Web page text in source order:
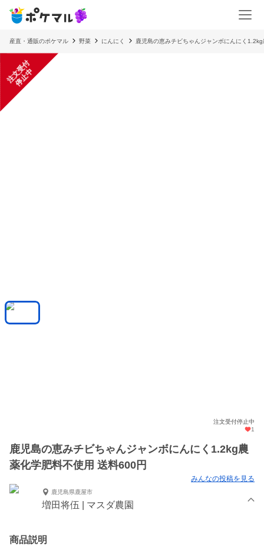
産直・通販のポケマル 野菜 にんにく 鹿児島の恵みチビちゃんジャンボにんにく
注
文
受
付
停
止
中
注文受付停止中
1
鹿児島の恵みチビちゃんジャンボにんにく1.2kg農
薬化学肥料不使用 送料600円
みんなの投稿を見る
鹿児島県鹿屋市
増田将伍 | マスダ農園
商品説明